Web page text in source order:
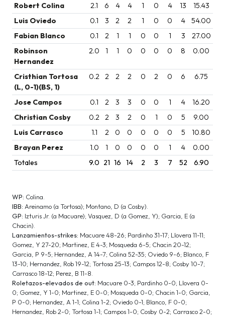
Robert Colina
2.1 6 4 4 1 0 4 13
15.43
Luis Oviedo
0.1 3 2 2 1 0 0 4
54.00
Fabian Blanco
0.1 2 1 1 0 0 1 3
27.00
Robinson
Hernandez
2.0 1 1 0 0 0 0 8 0.00
Cristhian Tortosa
(L, 0-1)(BS, 1)
0.2 2 2 2 0 2 0 6 6.75
Jose Campos 0.1 2 3 3 0 0 1 4
16.20
Christian Cosby
0.2 2 3 2 0 1 0 5
9.00
Luis Carrasco
1.1 2 0 0 0 0 0 5
10.80
Brayan Perez
1.0 1 0 0 0 0 1 4
0.00
Totales
9.0 21 16 14 2 3 7 52 6.90
WP: Colina.
IBB: Areinamo (a Tortosa); Montano, D (a Cosby).
GP: Izturis Jr. (a Macuare); Vasquez, D (a Gomez, Y); Garcia, E (a
Chacin).
Lanzamientos-strikes: Macuare 48-26; Pardinho 31-17; Llovera 11-11;
Gomez, Y 27-20; Martinez, E 4-3; Mosqueda 6-5; Chacin 20-12;
Garcia, P 9-5; Hernandez, A 14-7; Colina 52-35; Oviedo 9-6; Blanco, F
13-10; Hernandez, Rob 19-12; Tortosa 25-13; Campos 12-8; Cosby 10-7;
Carrasco 18-12; Perez, B 11-8.
Roletazos-elevados de out: Macuare 0-3; Pardinho 0-0; Llovera 0-
0; Gomez, Y 1-0; Martinez, E 0-0; Mosqueda 0-0; Chacin 1-0; Garcia,
P 0-0; Hernandez, A 1-1; Colina 1-2; Oviedo 0-1; Blanco, F 0-0;
Hernandez, Rob 2-0; Tortosa 1-1; Campos 1-0; Cosby 0-2; Carrasco 2-0;